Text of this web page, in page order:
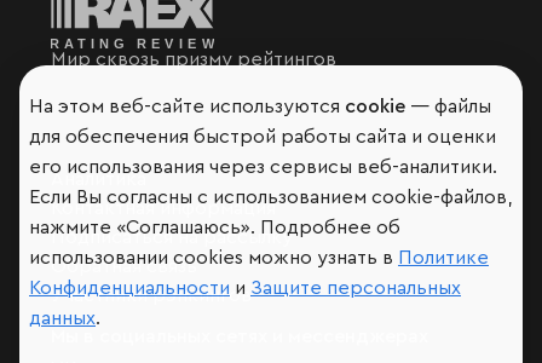
Мир сквозь призму рейтингов
Аналитика
Контактная информация
Подписаться на рассылку
Обратная связь
Участники рэнкингов
На этом веб-сайте используются cookie — файлы
для обеспечения быстрой работы сайта и оценки
его использования через сервисы веб-аналитики.
Если Вы согласны с использованием cookie-файлов,
нажмите «Соглашаюсь». Подробнее об
использовании cookies можно узнать в Политике
Конфиденциальности и Защите персональных
данных.